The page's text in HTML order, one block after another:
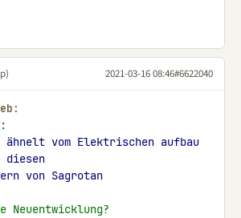
2021-03-16 08:46#6622040
ähnelt vom Elektrischen aufbau
diesen
von Sagrotan
Neuentwicklung?